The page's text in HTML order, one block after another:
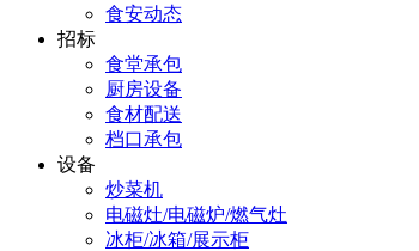
食安动态
招标
食堂承包
厨房设备
食材配送
档口承包
设备
炒菜机
电磁灶/电磁炉/燃气灶
冰柜/冰箱/展示柜